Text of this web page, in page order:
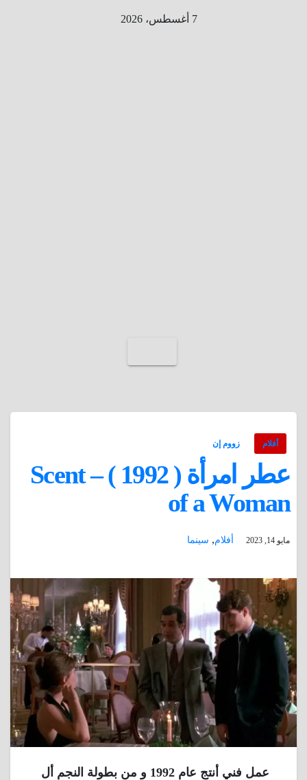
7 أغسطس، 2026
أفلام زووم إن
عطر امرأة ( 1992 ) – Scent
of a Woman
مايو 14, 2023 أفلام, سينما
عمل فني أنتج عام 1992 و من بطولة النجم أل